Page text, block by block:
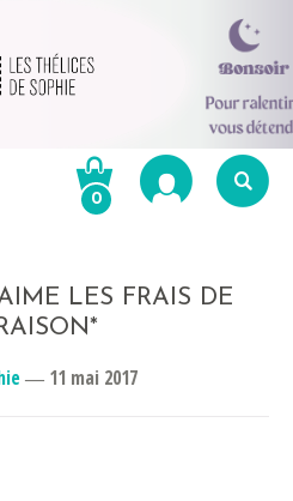
0
LES FRAIS DE
― 11 mai 2017